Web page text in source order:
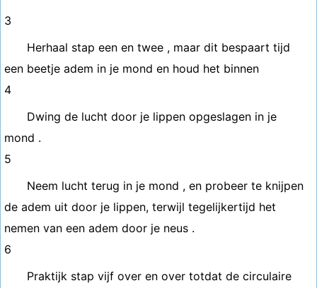
3
Herhaal stap een en twee , maar dit bespaart tijd
een beetje adem in je mond en houd het binnen
4
Dwing de lucht door je lippen opgeslagen in je
mond .
5
Neem lucht terug in je mond , en probeer te knijpen
de adem uit door je lippen, terwijl tegelijkertijd het
nemen van een adem door je neus .
6
Praktijk stap vijf over en over totdat de circulaire